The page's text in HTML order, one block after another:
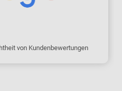
von Kundenbewertungen